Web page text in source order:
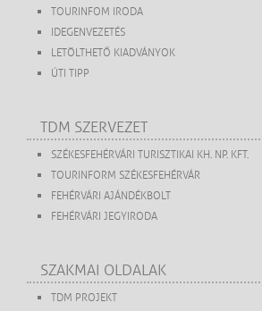
TOURINFOM IRODA
IDEGENVEZETÉS
LETÖLTHETŐ KIADVÁNYOK
ÚTI TIPP
TDM SZERVEZET
SZÉKESFEHÉRVÁRI TURISZTIKAI KH. NP. KFT.
TOURINFORM SZÉKESFEHÉRVÁR
FEHÉRVÁRI AJÁNDÉKBOLT
FEHÉRVÁRI JEGYIRODA
SZAKMAI OLDALAK
TDM PROJEKT